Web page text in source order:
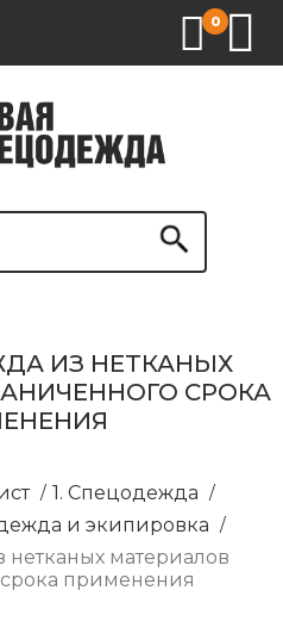
0
ИЗ НЕТКАНЫХ
СРОКА
/ 1. Спецодежда /
и экипировка /
нетканых материалов
применения